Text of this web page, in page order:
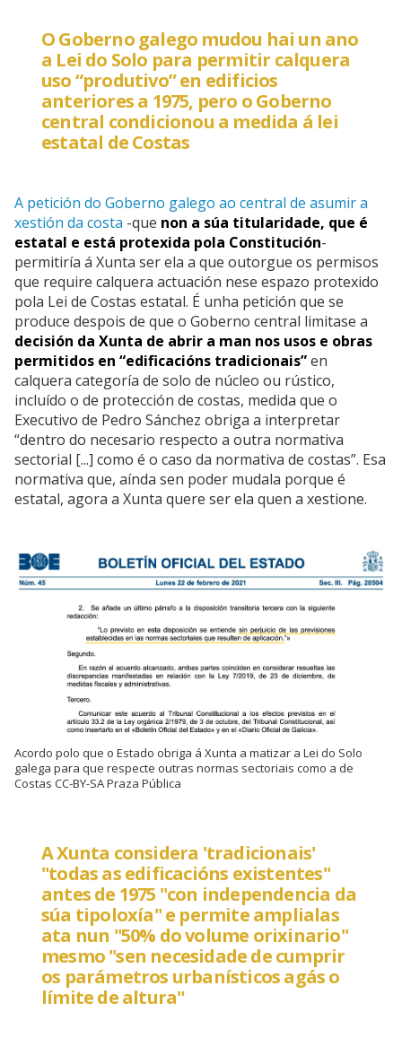
O Goberno galego mudou hai un ano
a Lei do Solo para permitir calquera
uso “produtivo” en edificios
anteriores a 1975, pero o Goberno
central condicionou a medida á lei
estatal de Costas
A petición do Goberno galego ao central de asumir a
xestión da costa -que non a súa titularidade, que é
estatal e está protexida pola Constitución-
permitiría á Xunta ser ela a que outorgue os permisos
que require calquera actuación nese espazo protexido
pola Lei de Costas estatal. É unha petición que se
produce despois de que o Goberno central limitase a
decisión da Xunta de abrir a man nos usos e obras
permitidos en “edificacións tradicionais”en
calquera categoría de solo de núcleo ou rústico,
incluído o de protección de costas, medida que o
Executivo de Pedro Sánchez obriga a interpretar
“dentro do necesario respecto a outra normativa
sectorial [...] como é o caso da normativa de costas”. Esa
normativa que, aínda sen poder mudala porque é
estatal, agora a Xunta quere ser ela quen a xestione.
Acordo polo que o Estado obriga á Xunta a matizar a Lei do Solo
galega para que respecte outras normas sectoriais como a de
Costas CC-BY-SA Praza Pública
A Xunta considera 'tradicionais'
"todas as edificacións existentes"
antes de 1975 "con independencia da
súa tipoloxía" e permite amplialas
ata nun "50% do volume orixinario"
mesmo "sen necesidade de cumprir
os parámetros urbanísticos agás o
límite de altura"